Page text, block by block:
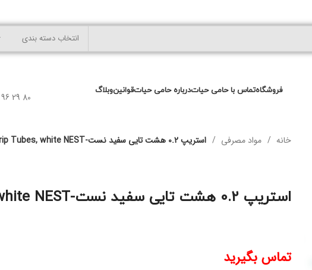
انتخاب دسته بندی
فروشگاهتماس با حامی حیاتدرباره حامی حیاتقوانینوبلاگ
80 29 96 44 021 _140 8888 0935
خانه مواد مصرفی استریپ 0.2 هشت تایی سفید نست-PCR 8-Strip Tubes, white NEST
استریپ 0.2 هشت تایی سفید نست-PCR 8-Strip Tubes, white NEST
تماس بگیرید